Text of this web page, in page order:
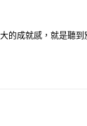
的成就感，就是聽